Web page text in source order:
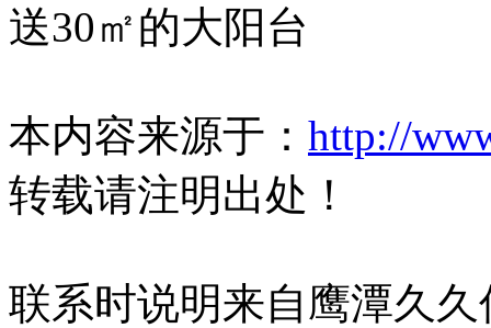
送30㎡的大阳台
本内容来源于： http://
转载请注明出处！
联系时说明来自鹰潭久久